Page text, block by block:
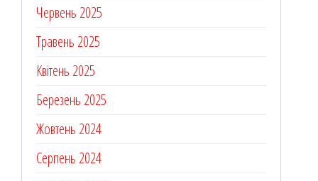
Червень 2025
Травень 2025
Квітень 2025
Березень 2025
Жовтень 2024
Серпень 2024